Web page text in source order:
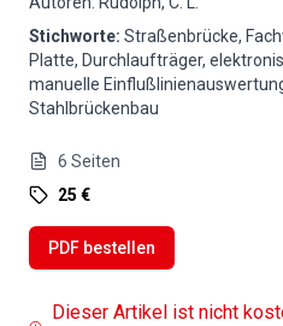
Stichworte: Straßenbrücke,
Platte, Durchlaufträger,
manuelle
Stahlbrückenbau
6 Seiten
25 €
PDF bestellen
Dieser Artikel ist nicht